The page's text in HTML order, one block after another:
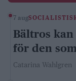
7 aug
Bältros
för den
Catarina Wahlgren